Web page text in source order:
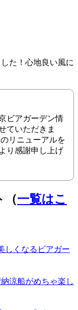
た！心地良い風に
ビアガーデン情
ていただきま
リニューアルを
り感謝申し上げ
（一覧はこ
しくなるビアガー
涼船がめちゃ楽し